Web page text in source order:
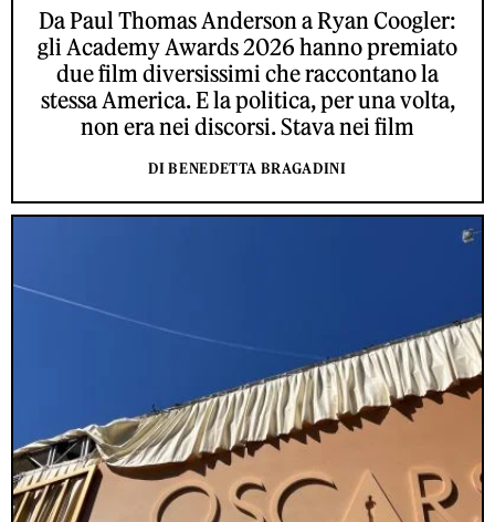
Da Paul Thomas Anderson a Ryan Coogler:
gli Academy Awards 2026 hanno premiato
due film diversissimi che raccontano la
stessa America. E la politica, per una volta,
non era nei discorsi. Stava nei film
DI BENEDETTA BRAGADINI